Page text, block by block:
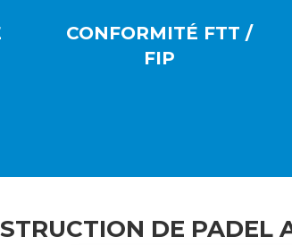
CONFORMITÉ FTT /
FIP
DE PADEL